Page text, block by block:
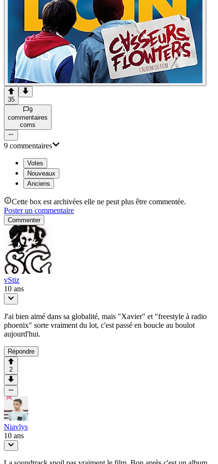
35
9
commentaires
coms
9 commentaires
Votes
Nouveaux
Anciens
Cette box est archivées elle ne peut plus être commentée.
Poster un commentaire
Commenter
vStiz
10 ans
J'ai bien aimé dans sa globalité, mais "Xavier" et "freestyle à radio
phoenix" sorte vraiment du lot, c'est passé en boucle au boulot
aujourd'hui.
Répondre
2
Niavlys
10 ans